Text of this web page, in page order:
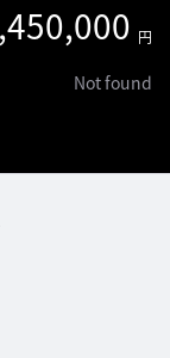
円
Not found